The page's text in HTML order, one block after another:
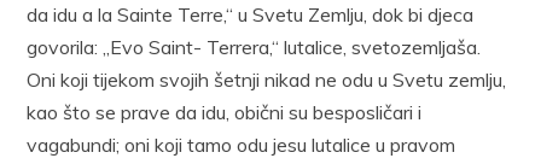
da idu a la Sainte Terre,“ u Svetu Zemlju, dok bi djeca
govorila: „Evo Saint- Terrera,“ lutalice, svetozemljaša.
Oni koji tijekom svojih šetnji nikad ne odu u Svetu zemlju,
kao što se prave da idu, obični su besposličari i
vagabundi; oni koji tamo odu jesu lutalice u pravom